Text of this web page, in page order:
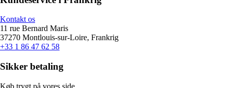
Kontakt os
11 rue Bernard Maris
37270 Montlouis-sur-Loire, Frankrig
+33 1 86 47 62 58
Sikker betaling
Køb trygt på vores side